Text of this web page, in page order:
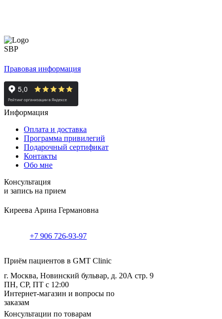
Правовая информация
Информация
Оплата и доставка
Программа привилегий
Подарочный сертификат
Контакты
Обо мне
Консультация
и запись на прием
Киреева Арина Германовна
+7 906 726-93-97
Приём пациентов в GMT Clinic
г. Москва, Новинский бульвар, д. 20А стр. 9
ПН, СР, ПТ с 12:00
Интернет-магазин и вопросы по
заказам
Консультации по товарам